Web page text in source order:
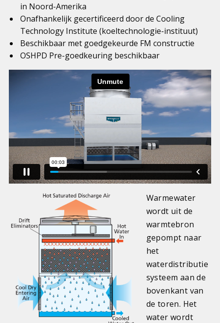
in Noord-Amerika
Onafhankelijk gecertificeerd door de Cooling
Technology Institute (koeltechnologie-instituut)
Beschikbaar met goedgekeurde FM constructie
OSHPD Pre-goedkeuring beschikbaar
Warmewater
wordt uit de
warmtebron
gepompt naar
het
waterdistributie
systeem aan de
bovenkant van
de toren. Het
water wordt